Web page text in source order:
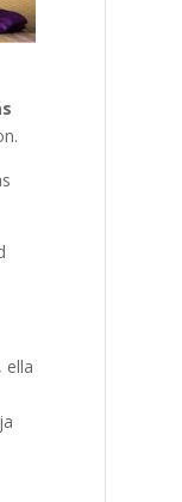
ella